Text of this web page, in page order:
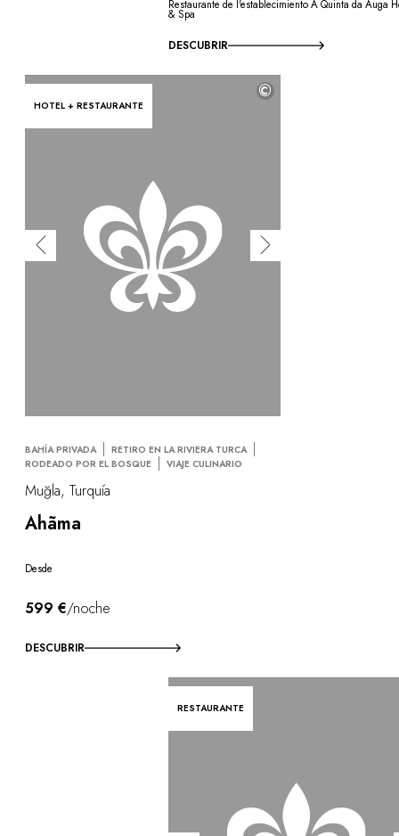
Restaurante de l'establecimiento A Quinta da Auga
& Spa
DESCUBRIR
HOTEL + RESTAURANTE
©
BAHÍA PRIVADA
RETIRO EN LA RIVIERA TURCA
RODEADO POR EL BOSQUE
VIAJE CULINARIO
Muğla, Turquía
Ahãma
Desde
599 €/noche
DESCUBRIR
RESTAURANTE